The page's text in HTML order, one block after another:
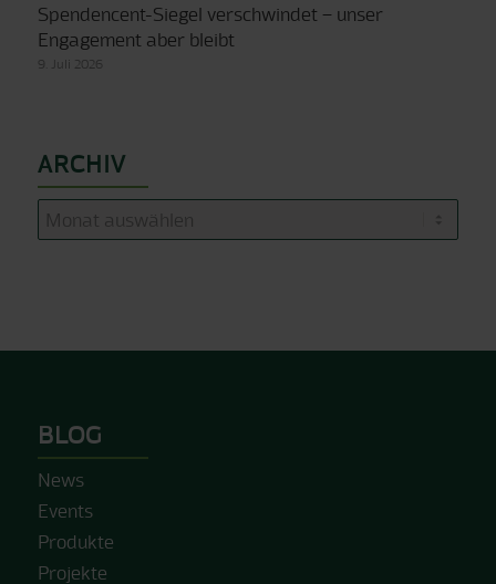
Spendencent-Siegel verschwindet – unser
Engagement aber bleibt
9. Juli 2026
ARCHIV
BLOG
News
Events
Produkte
Projekte